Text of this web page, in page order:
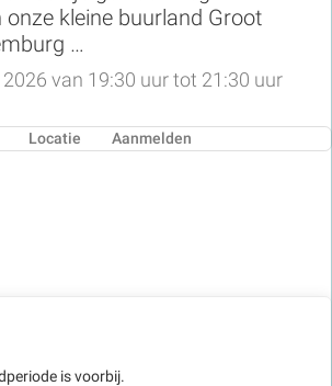
onze kleine buurland Groot
…
van 19:30 uur tot 21:30 uur
Locatie Aanmelden
is voorbij.